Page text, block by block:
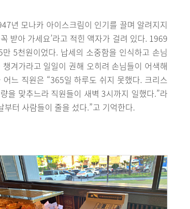
년 모나카 아이스크림이 인기를 끌며 알려지지
받아 가세요’라고 적힌 액자가 걸려 있다. 1969
5천원이었다. 납세의 소중함을 인식하고 손님
겨가라고 일일이 권해 오히려 손님들이 어색해
느 직원은 “365일 하루도 쉬지 못했다. 크리스
을 맞추느라 직원들이 새벽 3시까지 일했다.”라
터 사람들이 줄을 섰다.”고 기억한다.